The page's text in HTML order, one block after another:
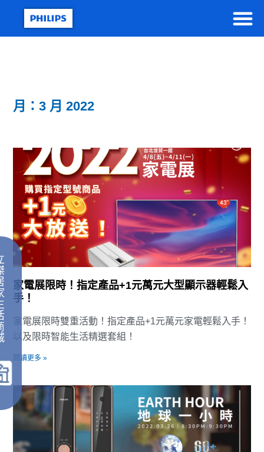
月：3 月 2022
家電展限時！指定產品+1元萬元大型顯示器輕鬆入
手！
家電展限時雙重活動！指定產品+1元萬元家電輕鬆入手！
以及限時智能生活精選套組！
閱讀更多 »